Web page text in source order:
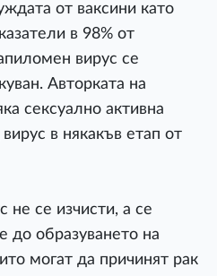
от ваксини като
в 98% от
вирус се
Авторката на
сексуално активна
в някакъв етап от
не се изчисти, а се
до образуването на
могат да причинят рак